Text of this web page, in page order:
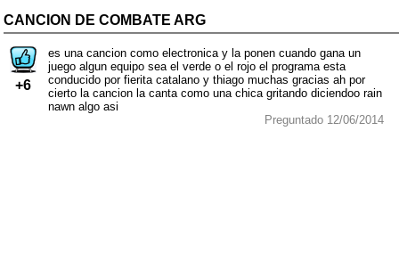
CANCION DE COMBATE ARG
+6
es una cancion como electronica y la ponen cuando gana un
juego algun equipo sea el verde o el rojo el programa esta
conducido por fierita catalano y thiago muchas gracias ah por
cierto la cancion la canta como una chica gritando diciendoo rain
nawn algo asi
Preguntado 12/06/2014